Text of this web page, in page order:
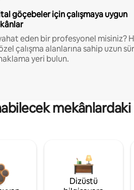
göçebeler için çalışmaya uygun
eden bir profesyonel misiniz?
çalışma alanlarına sahip uzun
yeri bulun.
Dizüstü